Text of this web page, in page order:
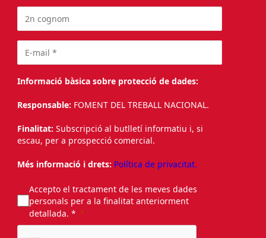
Informació bàsica sobre protecció de dades:
Responsable: FOMENT DEL TREBALL NACIONAL.
Finalitat: Subscripció al butlletí informatiu i, si
escau, per a prospecció comercial.
Més informació i drets: Política de privacitat.
Accepto el tractament de les meves dades
personals per a la finalitat anteriorment
detallada. *